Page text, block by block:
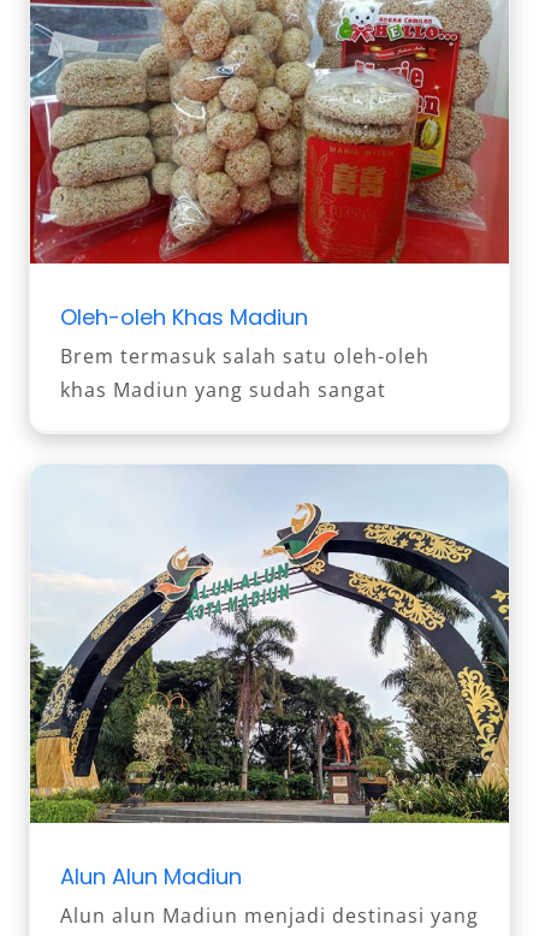
Oleh-oleh Khas Madiun
Brem termasuk salah satu oleh-oleh
khas Madiun yang sudah sangat
Alun Alun Madiun
Alun alun Madiun menjadi destinasi yang